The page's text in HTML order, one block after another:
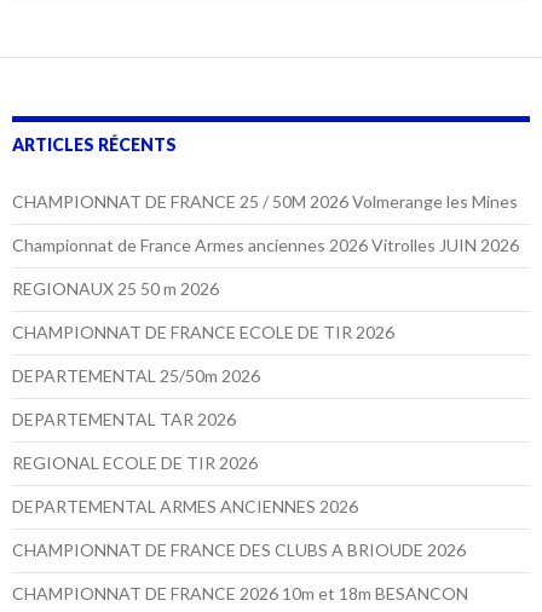
ARTICLES RÉCENTS
CHAMPIONNAT DE FRANCE 25 / 50M 2026 Volmerange les Mines
Championnat de France Armes anciennes 2026 Vitrolles JUIN 2026
REGIONAUX 25 50 m 2026
CHAMPIONNAT DE FRANCE ECOLE DE TIR 2026
DEPARTEMENTAL 25/50m 2026
DEPARTEMENTAL TAR 2026
REGIONAL ECOLE DE TIR 2026
DEPARTEMENTAL ARMES ANCIENNES 2026
CHAMPIONNAT DE FRANCE DES CLUBS A BRIOUDE 2026
CHAMPIONNAT DE FRANCE 2026 10m et 18m BESANCON